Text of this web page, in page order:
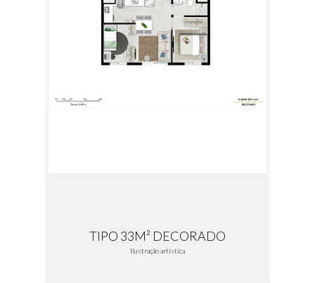
TIPO 33M² DECORADO
Ilustração artística